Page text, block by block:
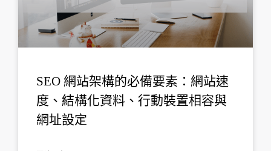
SEO 網站架構的必備要素：網站速
度、結構化資料、行動裝置相容與
網址設定